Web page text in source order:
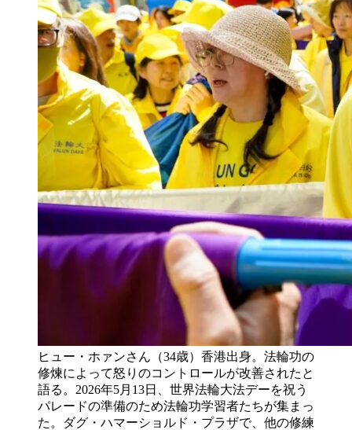
ヒュー・ホァンさん（34歳）香港出身。法輪功の
修煉によって怒りのコントロールが改善されたと
語る。2026年5月13日、世界法輪大法デーを祝う
パレードの準備のため法輪功学習者たちが集まっ
た。ダグ・ハマーショルド・プラザで、他の修練